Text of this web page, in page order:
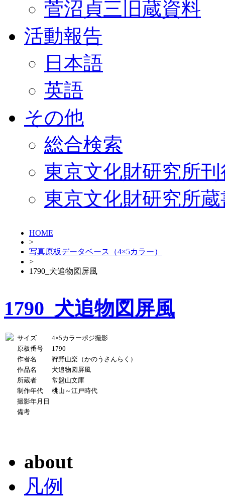
菅沼貞三旧蔵資料
活動報告
日本語
英語
その他
総合検索
東京文化財研究所
東京文化財研究所
HOME
>
写真原板データベース（4×5カラー）
>
1790_犬追物図屏風
1790_犬追物図屏風
サイズ
4×5カラーポジ撮影
原板番号
1790
作者名
狩野山楽（かのうさんらく）
作品名
犬追物図屏風
所蔵者
常盤山文庫
制作年代
桃山～江戸時代
撮影年月日
備考
about
凡例